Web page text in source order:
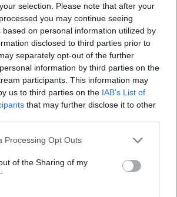
selection. Please note that after your
you may continue seeing
based on personal information utilized by
disclosed to third parties prior to
separately opt-out of the further
information by third parties on the
participants. This information may
us to third parties on the IAB’s List of
that may further disclose it to other
Processing Opt Outs
of the Sharing of my
tájékoztató
tájékoztató
szabályzat
archívuma
archívuma